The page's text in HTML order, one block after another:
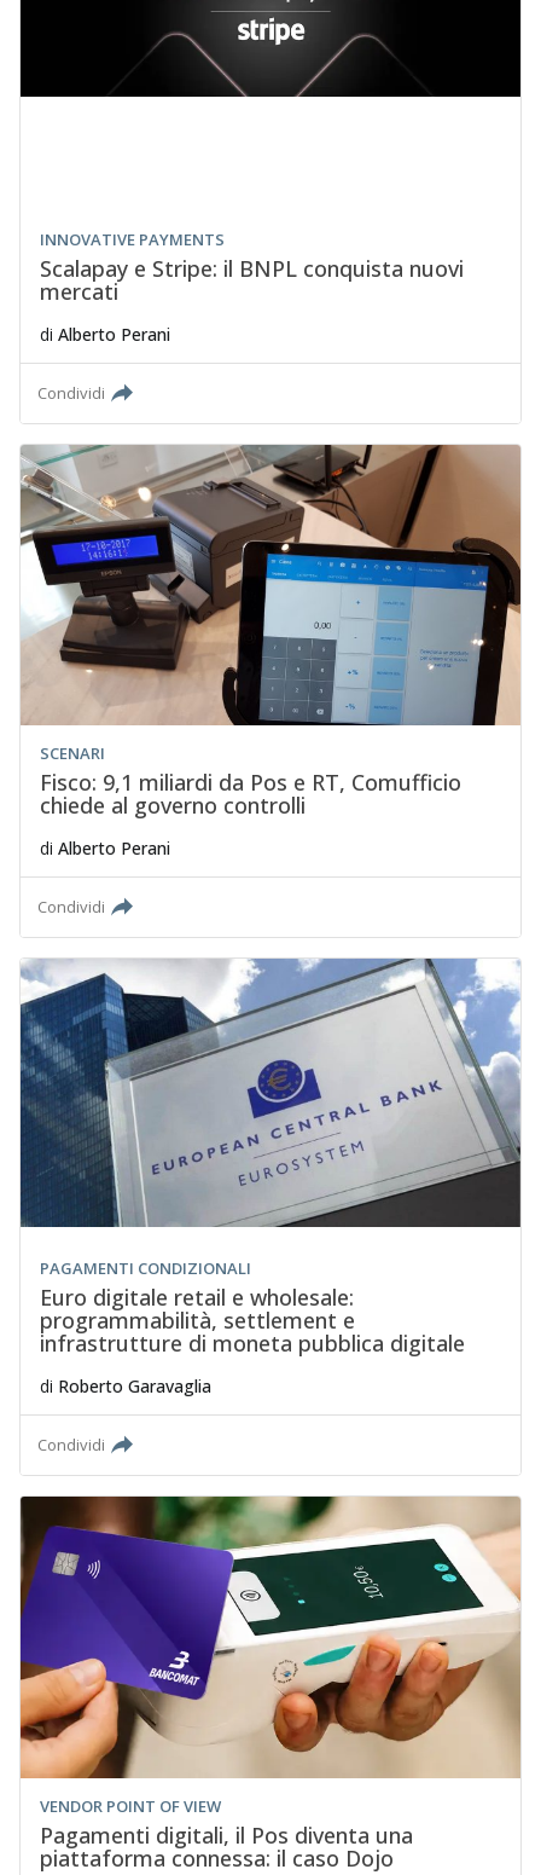
INNOVATIVE PAYMENTS
Scalapay e Stripe: il BNPL conquista nuovi
mercati
di Alberto Perani
Condividi
SCENARI
Fisco: 9,1 miliardi da Pos e RT, Comufficio
chiede al governo controlli
di Alberto Perani
Condividi
PAGAMENTI CONDIZIONALI
Euro digitale retail e wholesale:
programmabilità, settlement e
infrastrutture di moneta pubblica digitale
di Roberto Garavaglia
Condividi
VENDOR POINT OF VIEW
Pagamenti digitali, il Pos diventa una
piattaforma connessa: il caso Dojo